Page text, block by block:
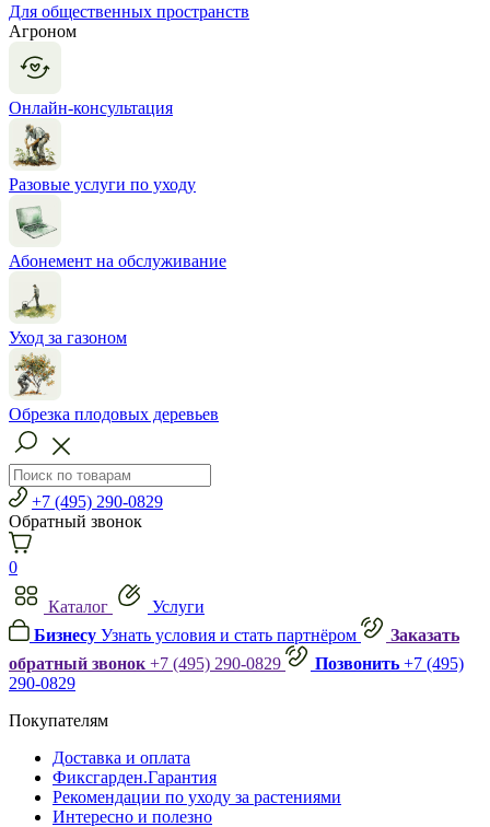
Для общественных пространств
Агроном
Онлайн-консультация
Разовые услуги по уходу
Абонемент на обслуживание
Уход за газоном
Обрезка плодовых деревьев
+7 (495) 290-0829
Обратный звонок
0
Каталог
Услуги
Бизнесу Узнать условия и стать партнёром
Заказать
обратный звонок +7 (495) 290-0829 Позвонить +7 (495)
290-0829
Покупателям
Доставка и оплата
Фиксгарден.Гарантия
Рекомендации по уходу за растениями
Интересно и полезно